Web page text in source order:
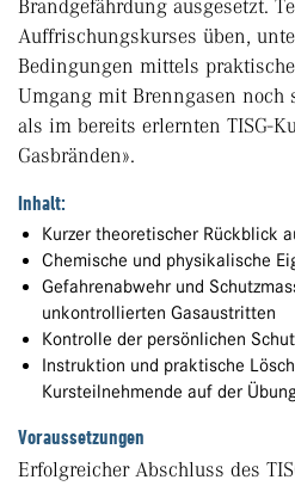
Brandgefährdung ausgesetzt.
Auffrischungskurses üben,
Bedingungen mittels
Umgang mit Brenngasen noch
als im bereits erlernten TISG-
Gasbränden».
Inhalt:
Kurzer theoretischer Rückblick
Chemische und physikalische
Gefahrenabwehr und
unkontrollierten Gasaustritten
Kontrolle der persönlichen
Instruktion und praktische
Kursteilnehmende auf der
Voraussetzungen
Erfolgreicher Abschluss des